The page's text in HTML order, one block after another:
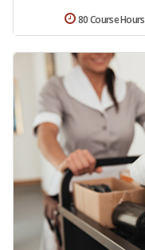
80 Course Hours